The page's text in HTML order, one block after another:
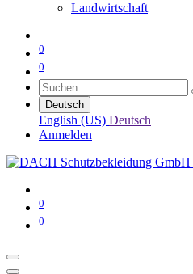
Landwirtschaft
0
0
Deutsch
English (US) Deutsch
Anmelden
0
0